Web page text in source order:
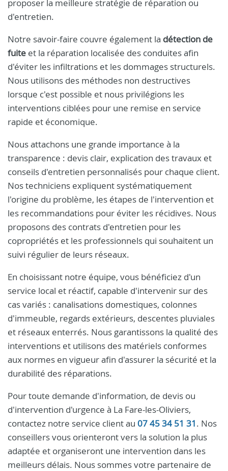
proposer la meilleure stratégie de réparation ou
d'entretien.
Notre savoir-faire couvre également la détection de
fuite et la réparation localisée des conduites afin
d'éviter les infiltrations et les dommages structurels.
Nous utilisons des méthodes non destructives
lorsque c'est possible et nous privilégions les
interventions ciblées pour une remise en service
rapide et économique.
Nous attachons une grande importance à la
transparence : devis clair, explication des travaux et
conseils d'entretien personnalisés pour chaque client.
Nos techniciens expliquent systématiquement
l'origine du problème, les étapes de l'intervention et
les recommandations pour éviter les récidives. Nous
proposons des contrats d'entretien pour les
copropriétés et les professionnels qui souhaitent un
suivi régulier de leurs réseaux.
En choisissant notre équipe, vous bénéficiez d'un
service local et réactif, capable d'intervenir sur des
cas variés : canalisations domestiques, colonnes
d'immeuble, regards extérieurs, descentes pluviales
et réseaux enterrés. Nous garantissons la qualité des
interventions et utilisons des matériels conformes
aux normes en vigueur afin d'assurer la sécurité et la
durabilité des réparations.
Pour toute demande d'information, de devis ou
d'intervention d'urgence à La Fare-les-Oliviers,
contactez notre service client au 07 45 34 51 31. Nos
conseillers vous orienteront vers la solution la plus
adaptée et organiseront une intervention dans les
meilleurs délais. Nous sommes votre partenaire de